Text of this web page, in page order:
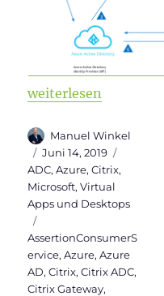
„SAML
weiterlesen
Autor
Manuel Winkel
Veröffentlicht
am
Juni 14, 2019
ADC,Azure,Citrix,
Microsoft,Virtual
Apps und Desktops
AssertionConsumerS
ervice,Azure,Azure
AD,Citrix,Citrix ADC,
Citrix Gateway,